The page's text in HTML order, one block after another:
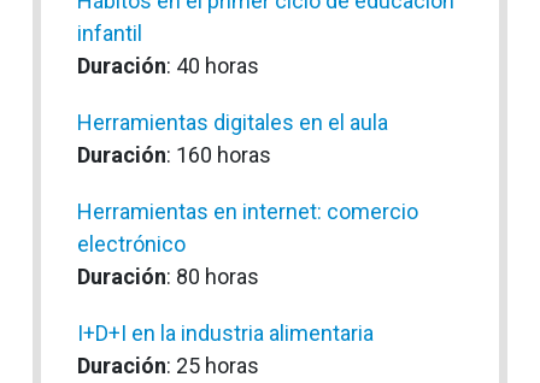
infantil
Duración: 40 horas
Herramientas digitales en el aula
Duración: 160 horas
Herramientas en internet: comercio
electrónico
Duración: 80 horas
I+D+I en la industria alimentaria
Duración: 25 horas